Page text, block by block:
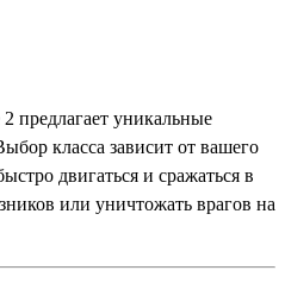
предлагает уникальные
класса зависит от вашего
двигаться и сражаться в
или уничтожать врагов на